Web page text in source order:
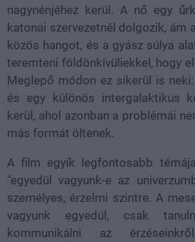
nagynénjéhez kerül. A nő egy
katonai szervezetnél dolgozik, ám
közös hangot, és a gyász súlya
teremteni földönkívüliekkel, hogy
Meglepő módon ez sikerül is
és egy különös intergalaktikus
kerül, ahol azonban a problémái
más formát öltenek.
A film egyik legfontosabb
"egyedül vagyunk-e az
személyes, érzelmi szintre. A
vagyunk egyedül, csak
kommunikálni az